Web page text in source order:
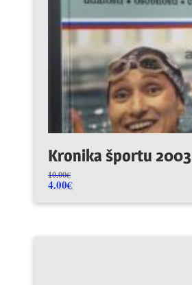
Kronika športu 2003
10.00€
4.00€